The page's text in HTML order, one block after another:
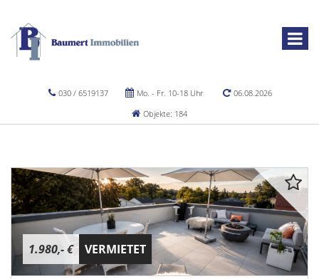
030 / 6519137 Mo. - Fr. 10-18 Uhr
06.08.2026
Objekte: 184
1.980,- € VERMIETET